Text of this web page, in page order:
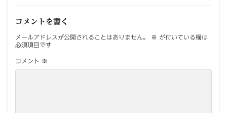
コメントを書く
メールアドレスが公開されることはありません。 ※ が付いている欄は
必須項目です
コメント ※